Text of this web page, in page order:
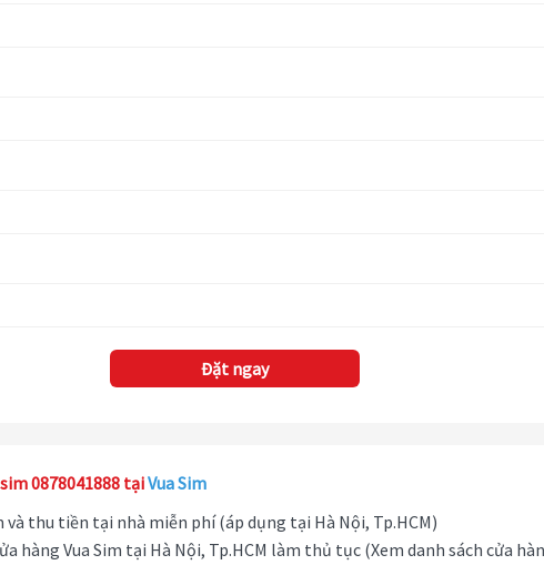
Đặt ngay
0878041888 tạiVua Sim
và thu tiền tại nhà miễn phí (áp dụng tại Hà Nội, Tp.HCM)
hàng Vua Sim tại Hà Nội, Tp.HCM làm thủ tục (Xem danh sách cửa